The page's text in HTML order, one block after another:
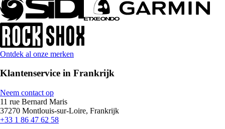
Ontdek al onze merken
Klantenservice in Frankrijk
Neem contact op
11 rue Bernard Maris
37270 Montlouis-sur-Loire, Frankrijk
+33 1 86 47 62 58